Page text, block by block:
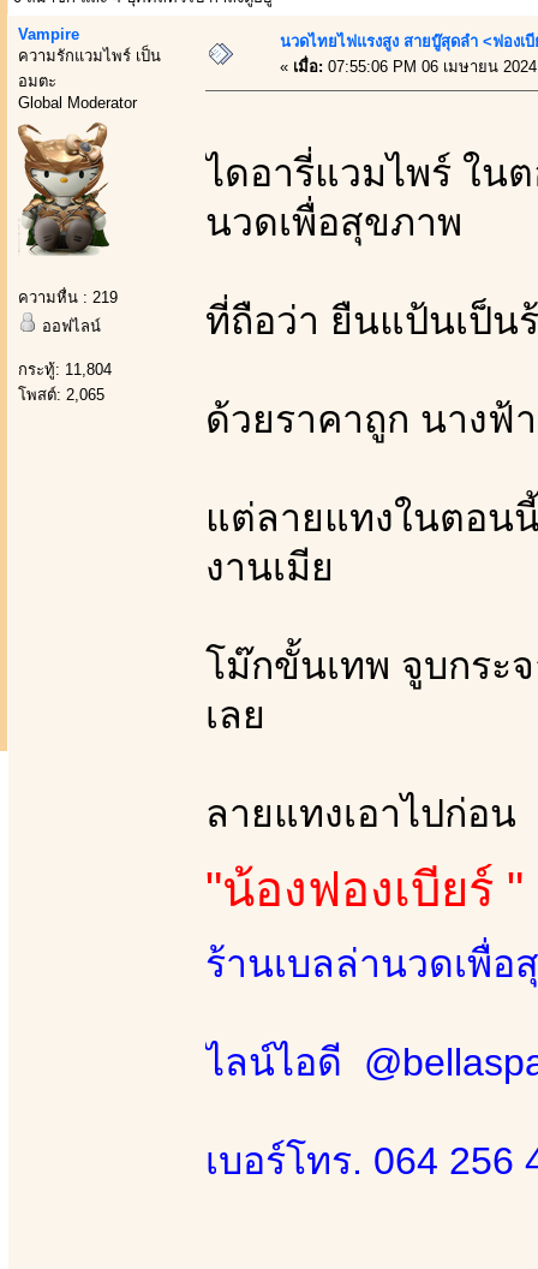
Vampire
ความรักแวมไพร์ เป็น
อมตะ
Global Moderator
ความหื่น : 219
ออฟไลน์
กระทู้: 11,804
โพสต์: 2,065
นวดไทยไฟแรงสูง สายบู๊สุดลำ <ฟองเ
« เมื่อ: 07:55:06 PM 06 เมษายน
ไดอารี่แวมไพร์ ใน
นวดเพื่อสุขภาพ
ที่ถือว่า ยืนแป้นเป็น
ด้วยราคาถูก นางฟ้
แต่ลายแทงในตอน
งานเมีย
โม๊กขั้นเทพ จูบกระ
เลย
ลายแทงเอาไปก่อน
"น้องฟองเบียร์ "
ร้านเบลล่านวดเพื่
ไลน์ไอดี
เบอร์โทร. 064 256